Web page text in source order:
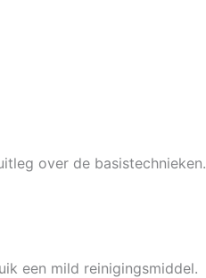
over de basistechnieken.
een mild reinigingsmiddel.